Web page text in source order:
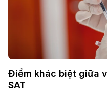
Điểm khác biệt giữa
SAT